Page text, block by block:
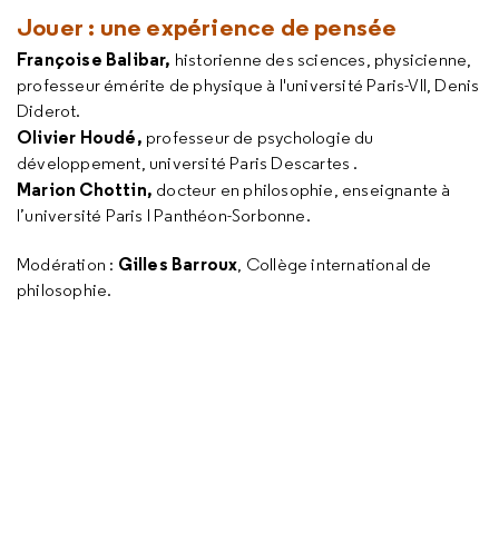
Jouer : une expérience de pensée
Françoise Balibar, historienne des sciences, physicienne,
professeur émérite de physique à l'université Paris-VII, Denis
Diderot.
Olivier Houdé, professeur de psychologie du
développement, université Paris Descartes .
Marion Chottin, docteur en philosophie, enseignante à
l’université Paris I Panthéon-Sorbonne.
Modération : Gilles Barroux, Collège international de
philosophie.